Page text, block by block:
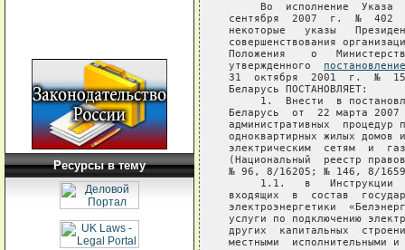
Ресурсы в тему
Во  исполнение  Указа
сентября  2007  г.  №  402
некоторые   указы
совершенствования
Положения    о
утвержденного
31  октября  2001  г.  №
Беларусь ПОСТАНОВЛЯЕТ:
1.  Внести  в
Беларусь  от  22 марта
административных  процедур
одноквартирных жилых
электрическим  сетям  и
(Национальный  реестр
№ 96, 8/16205; № 146, 8/
1.1.   в   Инструкции
входящих  в  состав
электроэнергетики
услуги по подключению
других  капитальных
местными  исполнительными и